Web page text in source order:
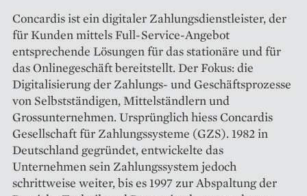
Concardis ist ein digitaler Zahlungsdienstleister, der
für Kunden mittels Full-Service-Angebot
entsprechende Lösungen für das stationäre und für
das Online­geschäft bereitstellt. Der Fokus: die
Digitalisierung der Zahlungs- und Geschäftsprozesse
von Selbstständigen, Mittelständlern und
Grossunternehmen. Ursprünglich hiess Concardis
Gesellschaft für Zahlungssysteme (GZS). 1982 in
Deutschland gegründet, entwickelte das
Unternehmen sein Zahlungssystem jedoch
schrittweise weiter, bis es 1997 zur Abspaltung der